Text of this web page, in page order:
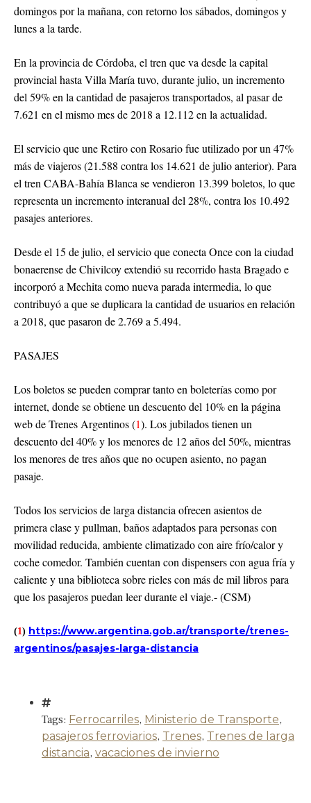
domingos por la mañana, con retorno los sábados, domingos y
lunes a la tarde.
En la provincia de Córdoba, el tren que va desde la capital
provincial hasta Villa María tuvo, durante julio, un incremento
del 59% en la cantidad de pasajeros transportados, al pasar de
7.621 en el mismo mes de 2018 a 12.112 en la actualidad.
El servicio que une Retiro con Rosario fue utilizado por un 47%
más de viajeros (21.588 contra los 14.621 de julio anterior). Para
el tren CABA-Bahía Blanca se vendieron 13.399 boletos, lo que
representa un incremento interanual del 28%, contra los 10.492
pasajes anteriores.
Desde el 15 de julio, el servicio que conecta Once con la ciudad
bonaerense de Chivilcoy extendió su recorrido hasta Bragado e
incorporó a Mechita como nueva parada intermedia, lo que
contribuyó a que se duplicara la cantidad de usuarios en relación
a 2018, que pasaron de 2.769 a 5.494.
PASAJES
Los boletos se pueden comprar tanto en boleterías como por
internet, donde se obtiene un descuento del 10% en la página
web de Trenes Argentinos (1). Los jubilados tienen un
descuento del 40% y los menores de 12 años del 50%, mientras
los menores de tres años que no ocupen asiento, no pagan
pasaje.
Todos los servicios de larga distancia ofrecen asientos de
primera clase y pullman, baños adaptados para personas con
movilidad reducida, ambiente climatizado con aire frío/calor y
coche comedor. También cuentan con dispensers con agua fría y
caliente y una biblioteca sobre rieles con más de mil libros para
que los pasajeros puedan leer durante el viaje.- (CSM)
(1) https://www.argentina.gob.ar/transporte/trenes-
argentinos/pasajes-larga-distancia
Tags: Ferrocarriles, Ministerio de Transporte,
pasajeros ferroviarios, Trenes, Trenes de larga
distancia, vacaciones de invierno